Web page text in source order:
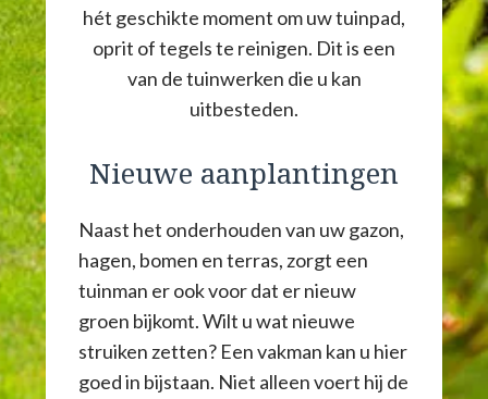
hét geschikte moment om uw tuinpad,
oprit of tegels te reinigen. Dit is een
van de tuinwerken die u kan
uitbesteden.
Nieuwe aanplantingen
Naast het onderhouden van uw gazon,
hagen, bomen en terras, zorgt een
tuinman er ook voor dat er nieuw
groen bijkomt. Wilt u wat nieuwe
struiken zetten? Een vakman kan u hier
goed in bijstaan. Niet alleen voert hij de